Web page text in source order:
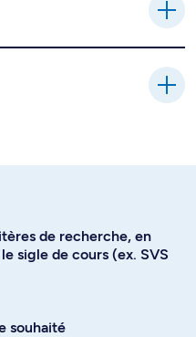
de recherche, en
sigle de cours (ex. SVS
souhaité